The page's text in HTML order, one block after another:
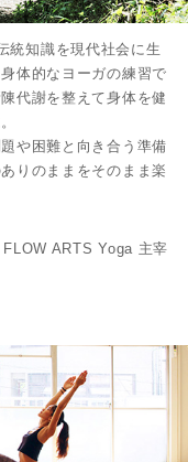
統知識を現代社会に生
体的なヨーガの練習で
代謝を整えて身体を健
や困難と向き合う準備
りのままをそのまま楽
ARTS Yoga 主宰